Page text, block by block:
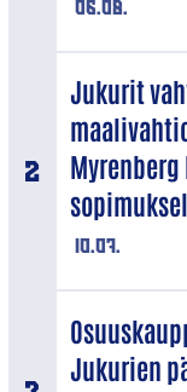
06.08.
10.07.
Jukurit
Jukurien